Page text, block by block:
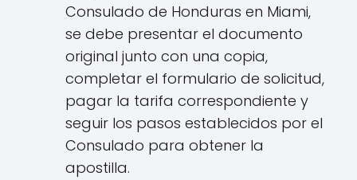
Consulado de Honduras en Miami,
se debe presentar el documento
original junto con una copia,
completar el formulario de solicitud,
pagar la tarifa correspondiente y
seguir los pasos establecidos por el
Consulado para obtener la
apostilla.